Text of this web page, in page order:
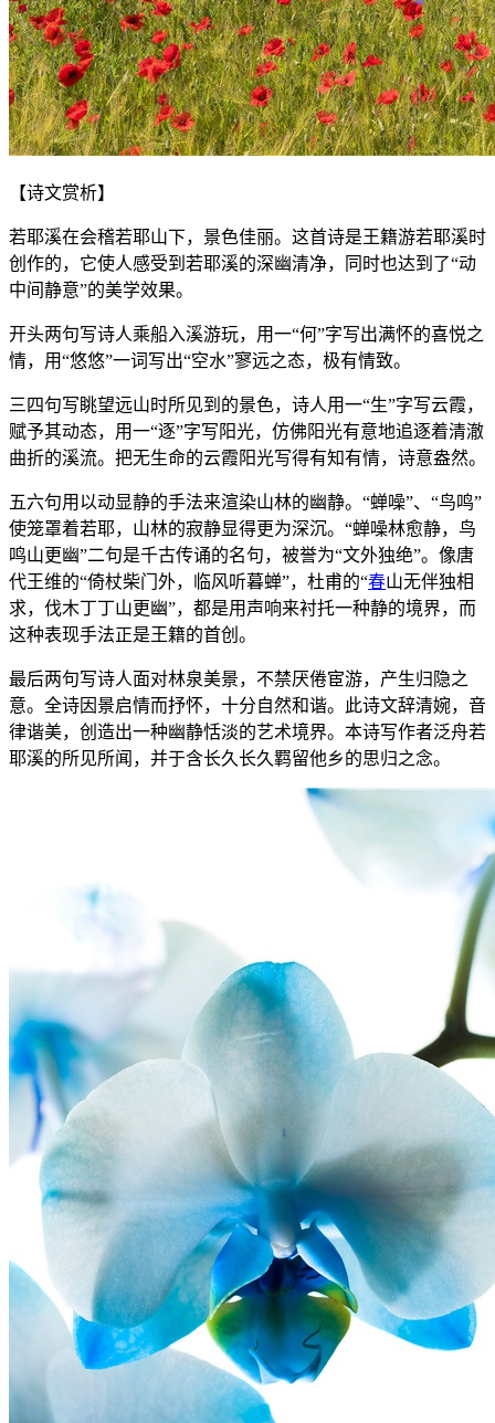
【诗文赏析】
若耶溪在会稽若耶山下，景色佳丽。这首诗是王籍游若耶溪时
创作的，它使人感受到若耶溪的深幽清净，同时也达到了“动
中间静意”的美学效果。
开头两句写诗人乘船入溪游玩，用一“何”字写出满怀的喜悦之
情，用“悠悠”一词写出“空水”寥远之态，极有情致。
三四句写眺望远山时所见到的景色，诗人用一“生”字写云霞，
赋予其动态，用一“逐”字写阳光，仿佛阳光有意地追逐着清澈
曲折的溪流。把无生命的云霞阳光写得有知有情，诗意盎然。
五六句用以动显静的手法来渲染山林的幽静。“蝉噪”、“鸟鸣”
使笼罩着若耶，山林的寂静显得更为深沉。“蝉噪林愈静，鸟
鸣山更幽”二句是千古传诵的名句，被誉为“文外独绝”。像唐
代王维的“倚杖柴门外，临风听暮蝉”，杜甫的“春山无伴独相
求，伐木丁丁山更幽”，都是用声响来衬托一种静的境界，而
这种表现手法正是王籍的首创。
最后两句写诗人面对林泉美景，不禁厌倦宦游，产生归隐之
意。全诗因景启情而抒怀，十分自然和谐。此诗文辞清婉，音
律谐美，创造出一种幽静恬淡的艺术境界。本诗写作者泛舟若
耶溪的所见所闻，并于含长久长久羁留他乡的思归之念。